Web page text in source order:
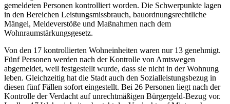
gemeldeten Personen kontrolliert worden. Die Schwerpunkte lagen
in den Bereichen Leistungsmissbrauch, bauordnungsrechtliche
Mängel, Meldeverstöße und Maßnahmen nach dem
Wohnraumstärkungsgesetz.
Von den 17 kontrollierten Wohneinheiten waren nur 13 genehmigt.
Fünf Personen werden nach der Kontrolle von Amtswegen
abgemeldet, weil festgestellt wurde, dass sie nicht in der Wohnung
leben. Gleichzeitig hat die Stadt auch den Sozialleistungsbezug in
diesen fünf Fällen sofort eingestellt. Bei 26 Personen liegt nach der
Kontrolle der Verdacht auf unrechtmäßigen Bürgergeld-Bezug vor.